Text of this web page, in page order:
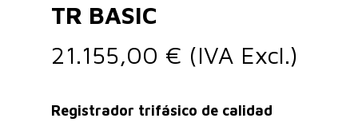
TR BASIC
21.155,00 € (IVA Excl.)
Registrador trifásico de calidad